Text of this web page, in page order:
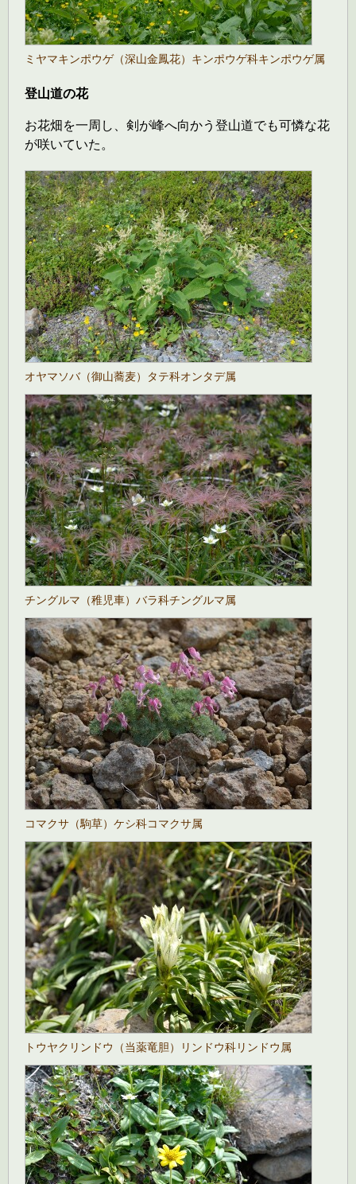
ミヤマキンポウゲ（深山金鳳花）キンポウゲ科キンポウゲ属
登山道の花
お花畑を一周し、剣が峰へ向かう登山道でも可憐な花
が咲いていた。
オヤマソバ（御山蕎麦）タテ科オンタデ属
チングルマ（稚児車）バラ科チングルマ属
コマクサ（駒草）ケシ科コマクサ属
トウヤクリンドウ（当薬竜胆）リンドウ科リンドウ属